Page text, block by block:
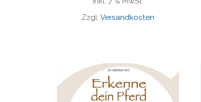
Zzgl. Versandkosten